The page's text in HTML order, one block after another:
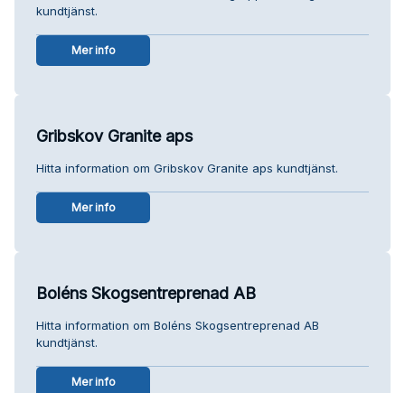
kundtjänst.
Mer info
Gribskov Granite aps
Hitta information om Gribskov Granite aps kundtjänst.
Mer info
Boléns Skogsentreprenad AB
Hitta information om Boléns Skogsentreprenad AB
kundtjänst.
Mer info